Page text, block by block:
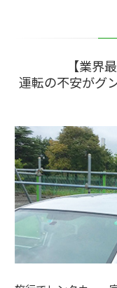
【業界
運転の不安がグ